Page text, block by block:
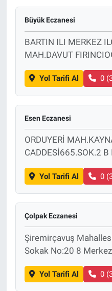
Büyük Eczanesi
BARTIN ILI MERKEZ
MAH.DAVUT
Yol Tarifi Al 0
Esen Eczanesi
ORDUYERİ
CADDESİ665.SOK.2 B
Yol Tarifi Al 0
Çolpak Eczanesi
Şiremirçavuş
Sokak No:20 8 Merkez
Yol Tarifi Al 0